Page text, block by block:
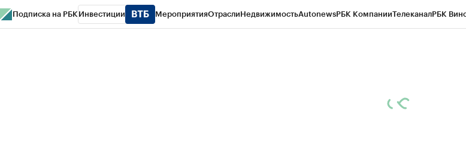
Подписка на РБК Инвестиции МероприятияОтраслиНедвижимостьAutonewsРБК КомпанииТелеканалРБК